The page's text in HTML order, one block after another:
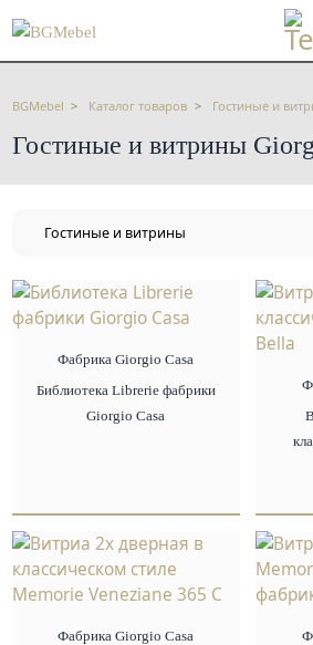
BGMebel Каталог товаров Гостиные и
Гостиные и витрины
Гостиные и витрины
Фабрика Giorgio Сasa
Библиотека Librerie фабрики
Giorgio Сasa
Фабрика Giorgio Сasa